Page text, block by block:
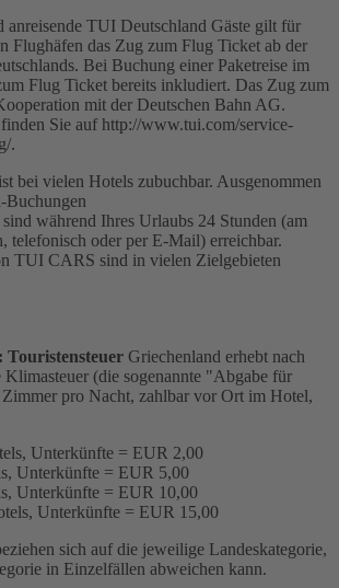
anreisende TUI Deutschland Gäste gilt für
Flughäfen das Zug zum Flug Ticket ab der
Bei Buchung einer Paketreise im
Flug Ticket bereits inkludiert. Das Zug zum
mit der Deutschen Bahn AG.
Sie auf http://www.tui.com/service-
.
bei vielen Hotels zubuchbar. Ausgenommen
sind während Ihres Urlaubs 24 Stunden (am
telefonisch oder per E-Mail) erreichbar.
TUI CARS sind in vielen Zielgebieten
Touristensteuer Griechenland erhebt nach
Klimasteuer (die sogenannte "Abgabe für
pro Nacht, zahlbar vor Ort im Hotel,
Unterkünfte = EUR 2,00
Unterkünfte = EUR 5,00
Unterkünfte = EUR 10,00
Unterkünfte = EUR 15,00
sich auf die jeweilige Landeskategorie,
in Einzelfällen abweichen kann.